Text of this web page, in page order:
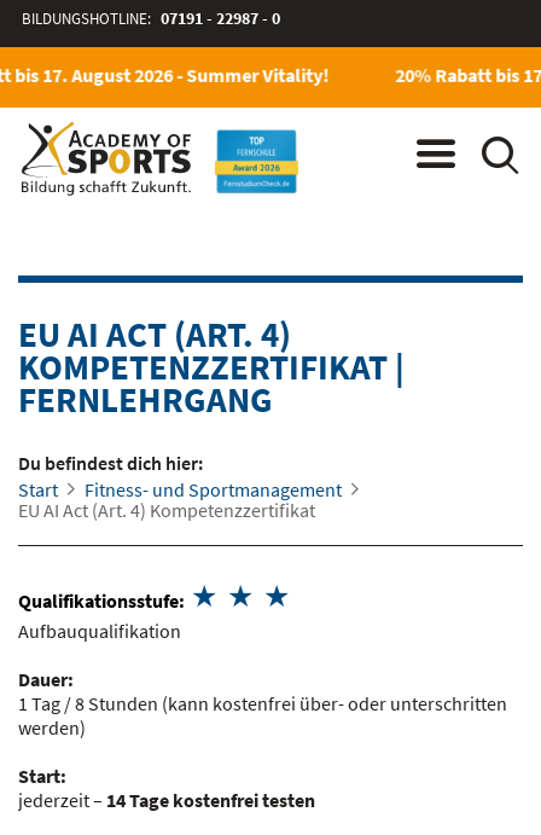
BILDUNGSHOTLINE: 07191 - 22987 - 0
bis 17. August 2026 - Summer Vitality! 20% Rabatt bis
EU AI ACT (ART. 4)
KOMPETENZZERTIFIKAT |
FERNLEHRGANG
Du befindest dich hier:
Start
Fitness- und Sportmanagement
EU AI Act (Art. 4) Kompetenzzertifikat
Qualifikationsstufe:
Aufbauqualifikation
Dauer:
1 Tag / 8 Stunden (kann kostenfrei über- oder unterschritten
werden)
Start:
jederzeit – 14 Tage kostenfrei testen